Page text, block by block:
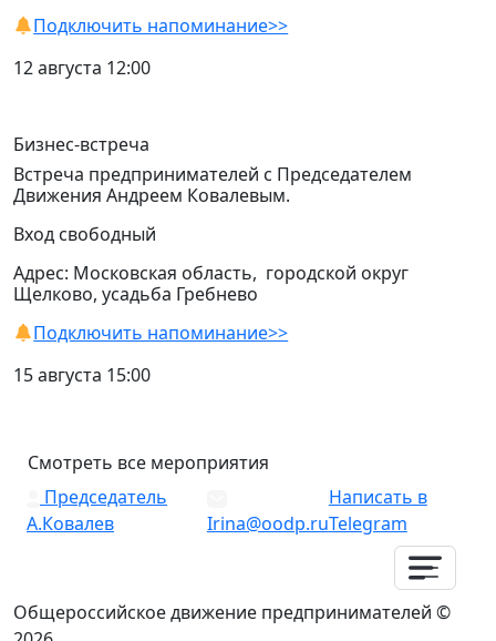
Подключить напоминание>>
12 августа 12:00
Бизнес-встреча
Встреча предпринимателей с Председателем
Движения Андреем Ковалевым.
Вход свободный
Адрес: Московская область, городской округ
Щелково, усадьба Гребнево
Подключить напоминание>>
15 августа 15:00
Смотреть все мероприятия
Председатель
А.Ковалев
Irina@oodp.ru
Написать в
Telegram
Общероссийское движение предпринимателей ©